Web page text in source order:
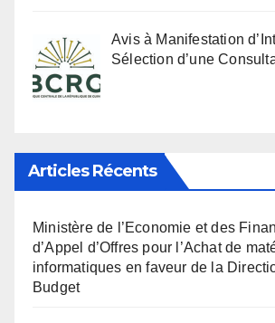
Avis à Manifestation
Sélection d’une
Articles Récents
Ministère de l’Economie et des
d’Appel d’Offres pour l’Achat de
informatiques en faveur de la
Budget